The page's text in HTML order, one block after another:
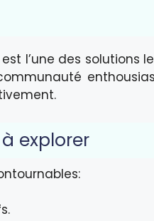
l’une des solutions
explorer